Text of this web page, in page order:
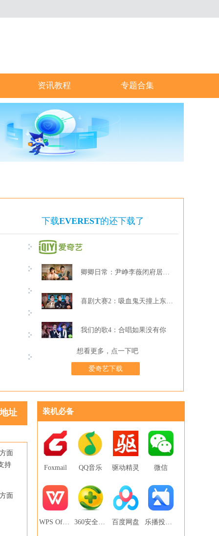
资讯教程 专题合集
下载EVEREST的还下载了
卿卿日常：尹峥李薇闭府居家打牌
喜剧大赛2：吸血鬼天撞上东北波er
我们的歌4：合唱如果没有你
想看更多，点一下吧
爱奇艺下载
址
面
持
面
装机必备
Foxmail QQ音乐 驱动精灵 微信
WPS Office 360安全卫士 百度网盘 乐播投屏PC版